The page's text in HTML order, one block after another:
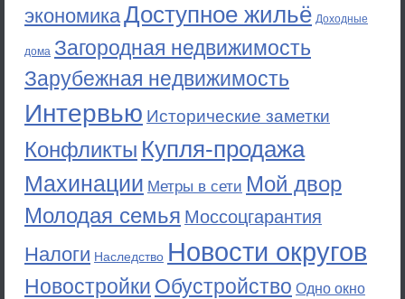
экономикаДоступное жильё Доходные
дома Загородная недвижимость
Зарубежная недвижимость
Интервью Исторические заметки
Конфликты Купля-продажа
Махинации Метры в сети Мой двор
Молодая семья Моссоцгарантия
Налоги Наследство Новости округов
Новостройки Обустройство Одно окно